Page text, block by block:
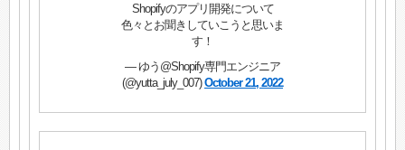
Shopifyのアプリ開発について
色々とお聞きしていこうと思いま
す！
— ゆう@Shopify専門エンジニア
(@yutta_july_007)October 21, 2022